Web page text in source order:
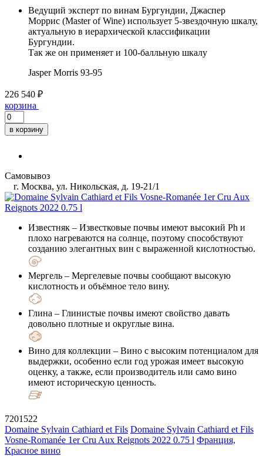
Ведущий эксперт по винам Бургундии, Джаспер
Моррис (Master of Wine) использует 5-звездочную шкалу,
актуальную в иерархической классификации
Бургундии.
Так же он применяет и 100-балльную шкалу
Jasper Morris 93-95
226 540 ₽
корзина
в корзину
Самовывоз
г. Москва, ул. Никольская, д. 19-21/1
Известняк – Известковые почвы имеют высокий Ph и
плохо нагреваются на солнце, поэтому способствуют
созданию элегантных вин с выраженной кислотностью.
Мергель – Мергелевые почвы сообщают высокую
кислотность и объёмное тело вину.
Глина – Глинистые почвы имеют свойство давать
довольно плотные и округлые вина.
Вино для коллекции – Вино с высоким потенциалом для
выдержки, особенно если год урожая имеет высокую
оценку, а также, если производитель или само вино
имеют историческую ценность.
7201522
Domaine Sylvain Cathiard et Fils Domaine Sylvain Cathiard et Fils
Vosne-Romanée 1er Cru Aux Reignots 2022 0.75 l Франция,
Красное вино